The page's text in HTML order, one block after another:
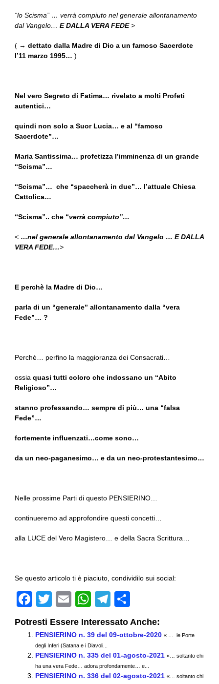
“lo Scisma” … verrà compiuto nel generale allontanamento
dal Vangelo… E DALLA VERA FEDE>
( → dettato dalla Madre di Dio a un famoso Sacerdote
l’11 marzo 1995… )
Nel vero Segreto di Fatima… rivelato a molti Profeti
autentici…
quindi non solo a Suor Lucia… e al “famoso
Sacerdote”…
Maria Santissima… profetizza l’imminenza di un grande
“Scisma”…
“Scisma”… che “spaccherà in due”… l’attuale Chiesa
Cattolica…
“Scisma”.. che “verrà compiuto”…
< …nel generale allontanamento dal Vangelo … E DALLA
VERA FEDE…>
E perchè la Madre di Dio…
parla di un “generale” allontanamento dalla “vera
Fede”… ?
Perchè… perfino la maggioranza dei Consacrati…
ossia quasi tutti coloro che indossano un “Abito
Religioso”…
stanno professando… sempre di più… una “falsa
Fede”…
fortemente influenzati…come sono…
da un neo-paganesimo… e da un neo-protestantesimo…
Nelle prossime Parti di questo PENSIERINO…
continueremo ad approfondire questi concetti…
alla LUCE del Vero Magistero… e della Sacra Scrittura…
Se questo articolo ti è piaciuto, condividilo sui social:
F
c
e
b
o
T
wi
tt
er
E
m
ail
W
at
s
A
p
T
el
e
a
m
o
n
vi
di
Potresti Essere Interessato Anche:
PENSIERINO n. 39 del 09-ottobre-2020 « … le Porte
degli Inferi (Satana e i Diavoli...
PENSIERINO n. 335 del 01-agosto-2021 «… soltanto chi
ha una vera Fede… adora profondamente… e...
PENSIERINO n. 336 del 02-agosto-2021 «… soltanto chi